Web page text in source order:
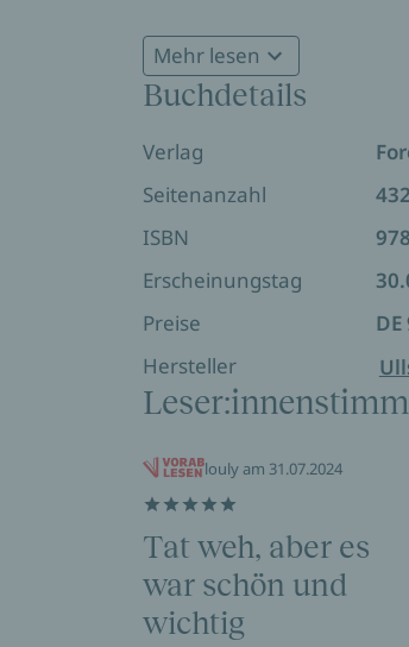
»Die Geschichte von Mel
der ersten Sekunde an tief
Mehr lesen
Buchdetails
Verlag
Seitenanzahl
ISBN
Erscheinungstag
Preise
Hersteller
louly am 31.07.2024
Tat weh, aber es
war schön und
wichtig